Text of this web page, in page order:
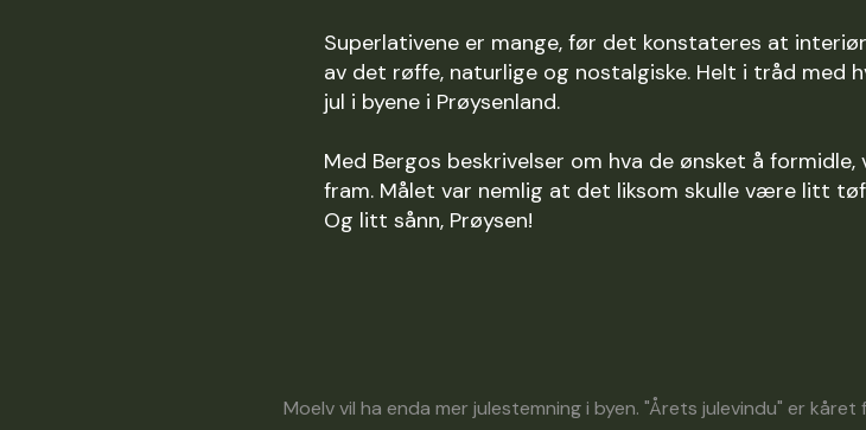
Superlativene er mange, før det konstateres at
av det røffe, naturlige og nostalgiske. Helt i tråd
jul i byene i Prøysenland.
Med Bergos beskrivelser om hva de ønsket å
fram. Målet var nemlig at det liksom skulle være litt
Og litt sånn, Prøysen!
Moelv vil ha enda mer julestemning i byen. "Årets julevindu" er